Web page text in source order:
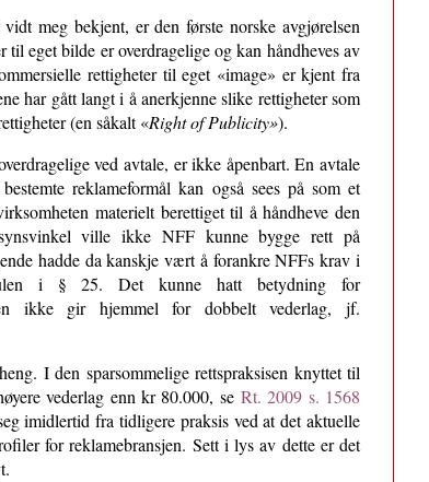
meg bekjent, er den første norske avgjørelsen
eget bilde er overdragelige og kan håndheves av
rettigheter til eget «image» er kjent fra
har gått langt i å anerkjenne slike rettigheter som
(en såkalt «Right of Publicity»).
ved avtale, er ikke åpenbart. En avtale
reklameformål kan også sees på som et
materielt berettiget til å håndheve den
ville ikke NFF kunne bygge rett på
hadde da kanskje vært å forankre NFFs krav i
i § 25. Det kunne hatt betydning for
ikke gir hjemmel for dobbelt vederlag, jf.
I den sparsommelige rettspraksisen knyttet til
vederlag enn kr 80.000, seRt. 2009 s. 1568
imidlertid fra tidligere praksis ved at det aktuelle
for reklamebransjen. Sett i lys av dette er det